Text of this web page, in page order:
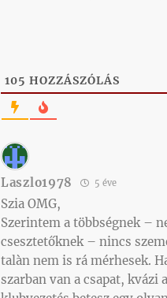
105 HOZZÁSZÓLÁS
Laszlo1978 5 éve
Szia OMG,
Szerintem a többségnek –
csesztetőknek – nincs
talàn nem is rá mérhesek.
szarban van a csapat,